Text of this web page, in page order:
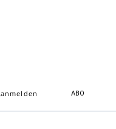
anmelden ABO